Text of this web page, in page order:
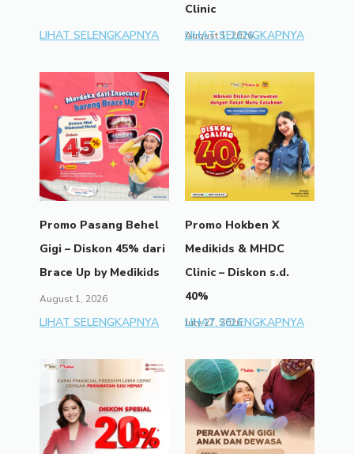
LIHAT SELENGKAPNYA
Clinic
August 1, 2026
LIHAT SELENGKAPNYA
Promo Pasang Behel
Gigi – Diskon 45% dari
Brace Up by Medikids
August 1, 2026
LIHAT SELENGKAPNYA
Promo Hokben X
Medikids & MHDC
Clinic – Diskon s.d.
40%
July 27, 2026
LIHAT SELENGKAPNYA